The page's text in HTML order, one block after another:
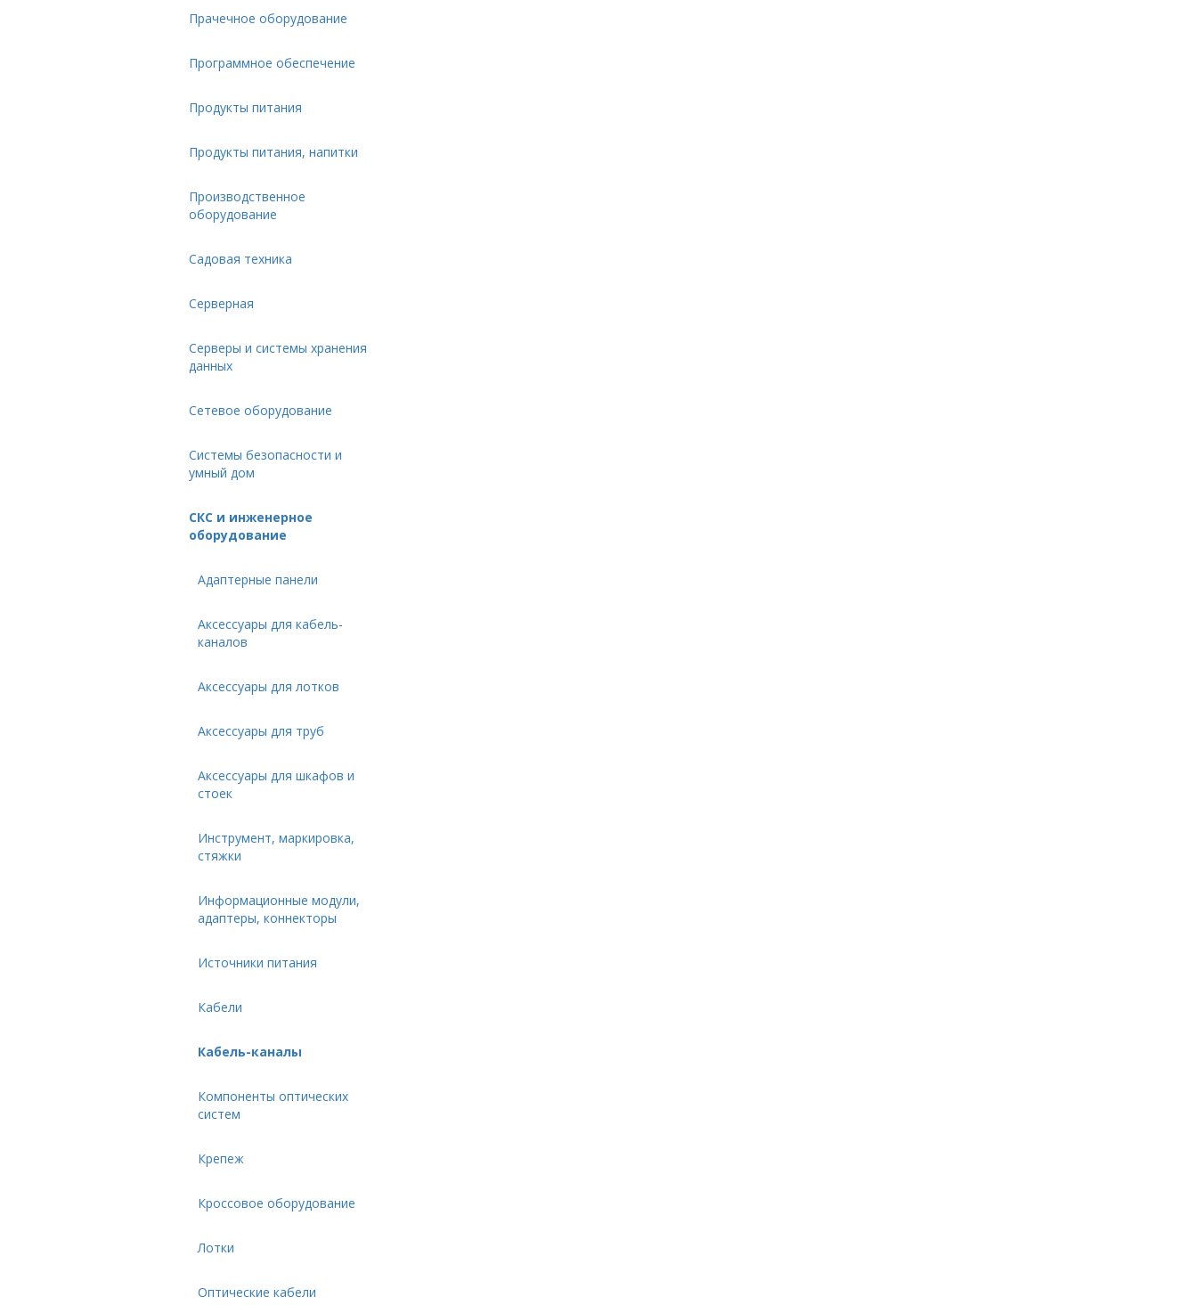
Прачечное оборудование
Программное обеспечение
Продукты питания
Продукты питания, напитки
Производственное
оборудование
Садовая техника
Серверная
Серверы и системы хранения
данных
Сетевое оборудование
Системы безопасности и
умный дом
СКС и инженерное
оборудование
Адаптерные панели
Аксессуары для кабель-
каналов
Аксессуары для лотков
Аксессуары для труб
Аксессуары для шкафов и
стоек
Инструмент, маркировка,
стяжки
Информационные модули,
адаптеры, коннекторы
Источники питания
Кабели
Кабель-каналы
Компоненты оптических
систем
Крепеж
Кроссовое оборудование
Лотки
Оптические кабели